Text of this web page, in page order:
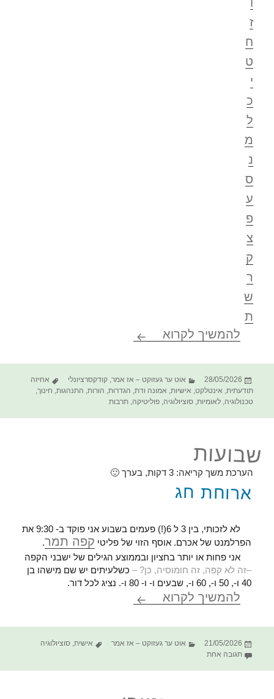
ז
ח
ט
י
כ
ל
מ
נ
ס
ע
פ
צ
ק
ר
ש
ת
להמשיך לקרוא
הלקסיקון החסר* לחתירה
פורסם
בתאריך
28/05/2026 קטגוריות
אוט ער געזוקט – אז אמר,קודקסרציונלי תגיות
אחיזה
תודעתית, אינטלקט, אישיות, אמונה ודת, הגדרות, הורות, התנהגות, חינוך,
טכנולוגיה,לאומיות,סוציולוגיה,פוליטיקה,תרבות
שבועות
הערכת משך קריאה: 3 דקות, בערך 🙂
ארוחת חג
לא לזכותי, בין 3 ל 6(!) פעמים בשבוע אני פוקד ב- 9:30 את
הפרלמנט של אכרם. אוסף הזוי של פליטי קפה תמר.
אני פחות או יותר בחציון ובממוצע הגילים של ישבני הקפה
–זה לא קפה, זה חומוסיה, כן? – כשלעיתים יש שם מישהו בן
40 ו-, 50 ו-, 60 ו-, שבעים ו- ו- 80 ו-. נציג לכל דור.
להמשיך לקרוא שבועות
פורסם
בתאריך
21/05/2026 קטגוריות
אוט ער געזוקט – אז אמר תגיות
אישית ,סוציולוגיה
תגובה אחתעל שבועות